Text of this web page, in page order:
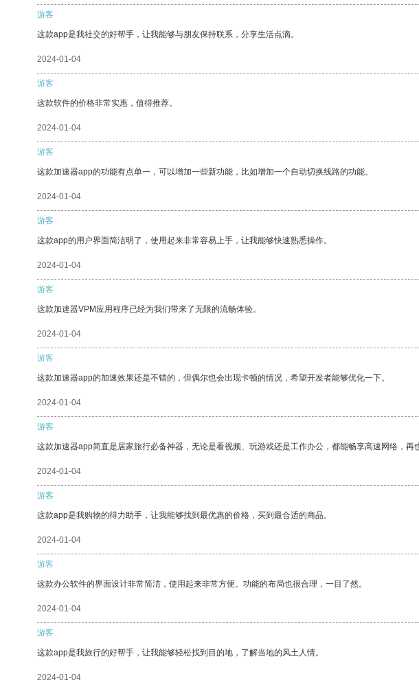
游客
这款app是我社交的好帮手，让我能够与朋友保持联系，分享生活点滴。
2024-01-04
游客
这款软件的价格非常实惠，值得推荐。
2024-01-04
游客
这款加速器app的功能有点单一，可以增加一些新功能，比如增加一个自动切换线路的功能。
2024-01-04
游客
这款app的用户界面简洁明了，使用起来非常容易上手，让我能够快速熟悉操作。
2024-01-04
游客
这款加速器VPM应用程序已经为我们带来了无限的流畅体验。
2024-01-04
游客
这款加速器app的加速效果还是不错的，但偶尔也会出现卡顿的情况，希望开发者能够优化一下。
2024-01-04
游客
这款加速器app简直是居家旅行必备神器，无论是看视频、玩游戏还是工作办公，都能畅享高速网络，
2024-01-04
游客
这款app是我购物的得力助手，让我能够找到最优惠的价格，买到最合适的商品。
2024-01-04
游客
这款办公软件的界面设计非常简洁，使用起来非常方便。功能的布局也很合理，一目了然。
2024-01-04
游客
这款app是我旅行的好帮手，让我能够轻松找到目的地，了解当地的风土人情。
2024-01-04